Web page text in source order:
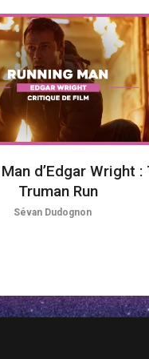
d’Edgar Wright :
Truman Run
Sévan Dudognon